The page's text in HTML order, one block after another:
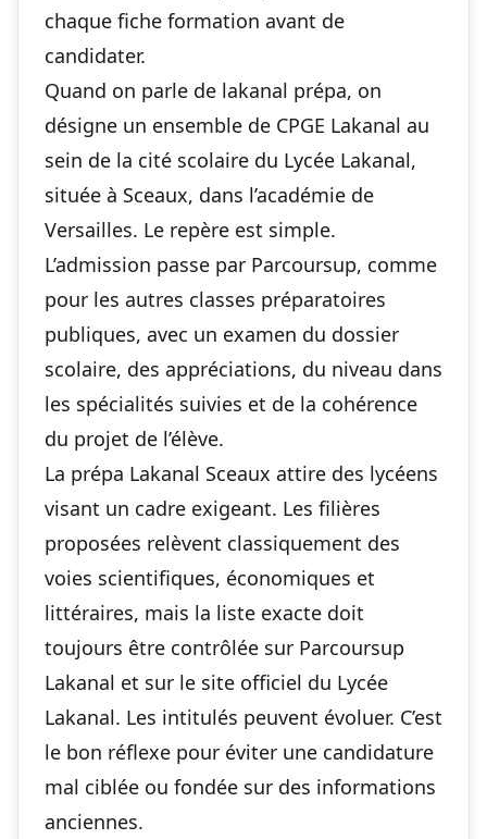
chaque fiche formation avant de
candidater.
Quand on parle de lakanal prépa, on
désigne un ensemble de CPGE Lakanal au
sein de la cité scolaire du Lycée Lakanal,
située à Sceaux, dans l’académie de
Versailles. Le repère est simple.
L’admission passe par Parcoursup, comme
pour les autres classes préparatoires
publiques, avec un examen du dossier
scolaire, des appréciations, du niveau dans
les spécialités suivies et de la cohérence
du projet de l’élève.
La prépa Lakanal Sceaux attire des lycéens
visant un cadre exigeant. Les filières
proposées relèvent classiquement des
voies scientifiques, économiques et
littéraires, mais la liste exacte doit
toujours être contrôlée sur Parcoursup
Lakanal et sur le site officiel du Lycée
Lakanal. Les intitulés peuvent évoluer. C’est
le bon réflexe pour éviter une candidature
mal ciblée ou fondée sur des informations
anciennes.